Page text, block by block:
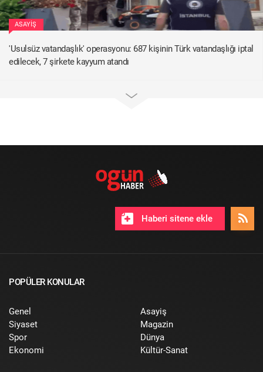
ASAYIŞ
'Usulsüz vatandaşlık' operasyonu: 687 kişinin Türk vatandaşlığı iptal
edilecek, 7 şirkete kayyum atandı
Haberi sitene ekle
POPÜLER KONULAR
Genel
Siyaset
Spor
Ekonomi
Asayiş
Magazin
Dünya
Kültür-Sanat